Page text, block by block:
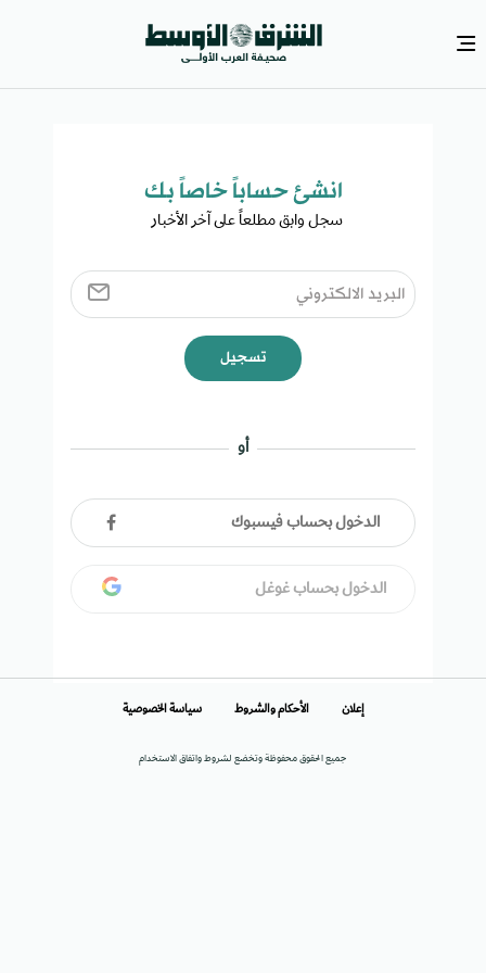
انشئ حساباً خاصاً بك​
سجل وابق مطلعاً على آخر الأخبار ​
تسجيل
أو
الدخول بحساب فيسبوك
الدخول بحساب غوغل
جميع الحقوق محفوظة وتخضع لشروط واتفاق الاستخدام
إعلان الأحكام والشروط سياسة الخصوصية